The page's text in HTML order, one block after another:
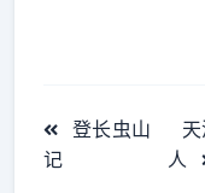
<span
class="nav-
登长虫山
记
人